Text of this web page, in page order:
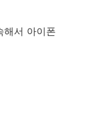
해서 아이폰